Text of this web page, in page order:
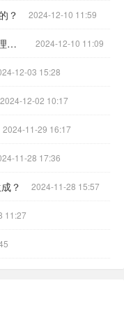
？ 2024-12-10 11:59
python注册到nacos的服务gateway会管理吗？ 2024-12-10 11:09
12-03 15:28
2024-12-02 10:17
2024-11-29 16:17
11-28 17:36
？ 2024-11-28 15:57
11:27